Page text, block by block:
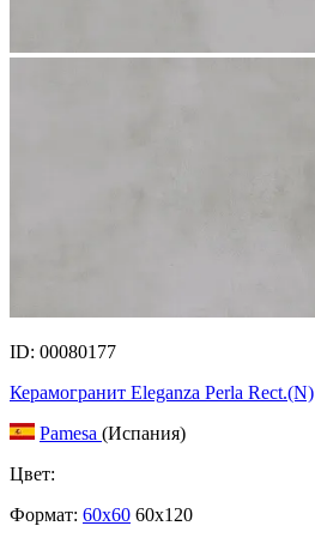
ID: 00080177
Керамогранит Eleganza Perla Rect.(N)
Pamesa (Испания)
Цвет:
Формат: 60x60 60x120